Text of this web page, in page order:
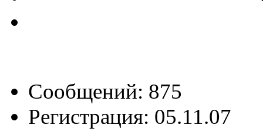
Сообщений: 875
Регистрация: 05.11.07